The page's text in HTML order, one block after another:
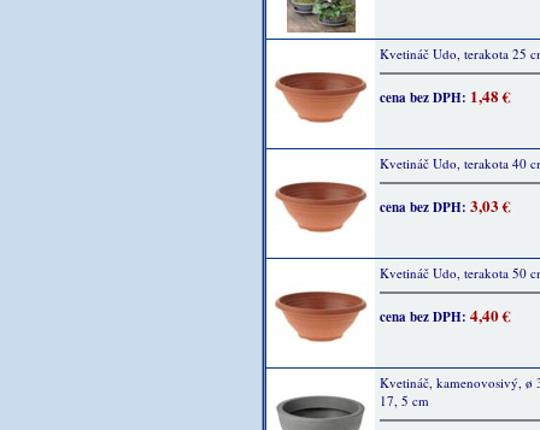
Kvetináč Udo, terakota 25
cena bez DPH: 1,48 €
Kvetináč Udo, terakota 40
cena bez DPH: 3,03 €
Kvetináč Udo, terakota 50
cena bez DPH: 4,40 €
Kvetináč, kamenovosivý, ø
17, 5 cm